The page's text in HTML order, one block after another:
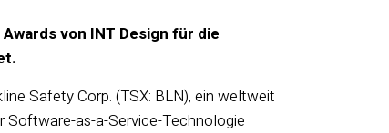
Awards von INT Design für die
Safety Corp. (TSX: BLN), ein weltweit
Software-as-a-Service-Technologie